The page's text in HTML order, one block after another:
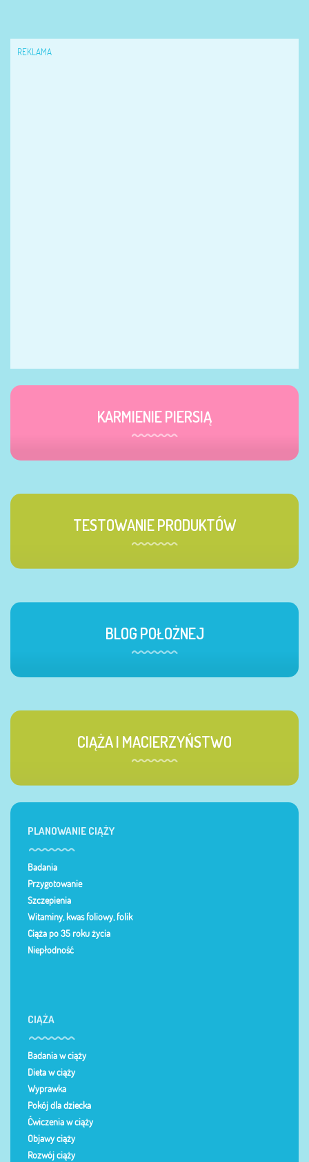
REKLAMA
KARMIENIE PIERSIĄ
TESTOWANIE PRODUKTÓW
BLOG POŁOŻNEJ
CIĄŻA I MACIERZYŃSTWO
PLANOWANIE CIĄŻY
Badania
Przygotowanie
Szczepienia
Witaminy, kwas foliowy, folik
Ciąża po 35 roku życia
Niepłodność
CIĄŻA
Badania w ciąży
Dieta w ciąży
Wyprawka
Pokój dla dziecka
Ćwiczenia w ciąży
Objawy ciąży
Rozwój ciąży